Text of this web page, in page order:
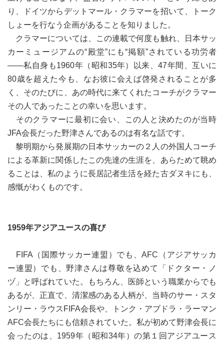
り、ドイツからデットマール・クラマーを招いて、トーク
しょーを行なう企画があることを知りました。
クラマーについては、この連載で何度も触れ、日本サッ
カーミュージアムの“殿堂”にも“掲額”されている功労者
――私自身も1960年（昭和35年）以来、47年間、互いに
80歳を超えた今も、なお彼に会えば啓発されることが多
く、そのたびに、あの時代に来てくれたコーチがクラマー
その人であったことの幸いを思います。
そのクラマーに最初に会い、この人と決めたのが当時
JFA会長だった野津さんであるのは有名な話です。
黎明期から発展期の日本サッカーの２人の外国人コーチ
による革新に関係したこの先達の生涯を、あらためて眺め
ることは、私のように長居記者生活を経た古ダヌキにも、
感慨がわくものです。
1959年アジアユースの喜び
FIFA（国際サッカー連盟）でも、AFC（アジアサッカ
ー連盟）でも、野津さんは尊敬を込めて「ドクター・ノ
ヅ」と呼ばれていた。もちろん、医師という職業からでも
あるが、正直で、清潔感のある人柄が、当時のサー・スタ
ンリー・ラウスFIFA会長や、トンク・アブドラ・ラーマン
AFC会長たちにも信頼されていた。私が初めて野津会長に
会ったのは、1959年（昭和34年）の第１回アジアユース